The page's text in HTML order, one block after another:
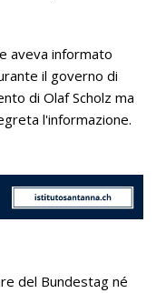
aveva informato
il governo di
di Olaf Scholz ma
l'informazione.
del Bundestag né